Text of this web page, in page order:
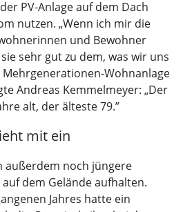
PV-Anlage auf dem Dach
nutzen. „Wenn ich mir die
und Bewohner
sehr gut zu dem, was wir uns
Wohnanlage
Andreas Kemmelmeyer: „Der
alt, der älteste 79.”
mit ein
außerdem noch jüngere
dem Gelände aufhalten.
Jahres hatte ein